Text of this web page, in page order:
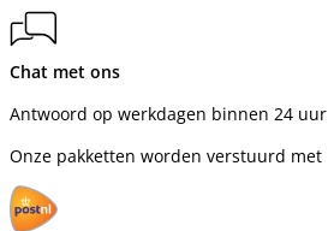
Chat met ons
Antwoord op werkdagen binnen 24 uur
Onze pakketten worden verstuurd met